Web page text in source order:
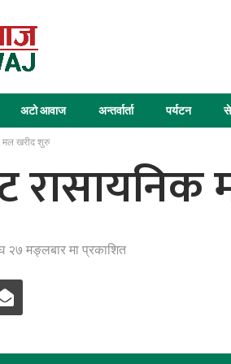
अटो आवाज अन्तर्वार्ता पर्यटन
मल खरीद शुरु
२७ मङ्लबार मा प्रकाशित